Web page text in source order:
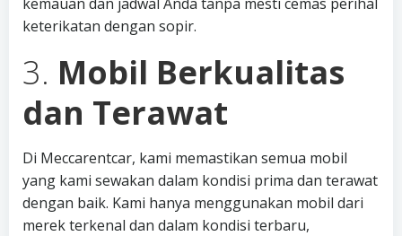
keterikatan dengan sopir.
3. Mobil Berkualitas
dan Terawat
Di Meccarentcar, kami memastikan semua mobil
yang kami sewakan dalam kondisi prima dan terawat
dengan baik. Kami hanya menggunakan mobil dari
merek terkenal dan dalam kondisi terbaru,